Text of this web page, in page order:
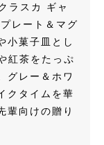
ラスカ ギャ
レート＆マグ
小菓子皿とし
紅茶をたっぷ
グレー＆ホワ
クタイムを華
輩向けの贈り